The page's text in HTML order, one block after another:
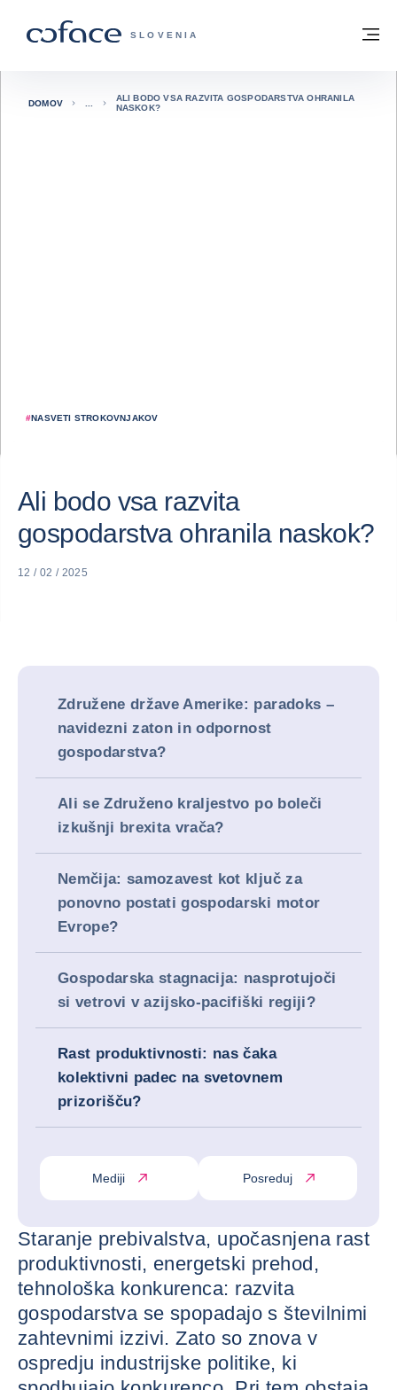
COFACE - ZAČETNA STRAN
SLOVENIA
Domov
#NASVETI STROKOVNJAKOV
DOMOV
ALI BODO VSA RAZVITA GOSPODARSTVA OHRANILA
NASKOK?
Ali bodo vsa razvita
gospodarstva ohranila naskok?
12 / 02 / 2025
Združene države Amerike: paradoks –
navidezni zaton in odpornost
gospodarstva?
Ali se Združeno kraljestvo po boleči
izkušnji brexita vrača?
Nemčija: samozavest kot ključ za
ponovno postati gospodarski motor
Evrope?
Gospodarska stagnacija: nasprotujoči
si vetrovi v azijsko-pacifiški regiji?
Rast produktivnosti: nas čaka
kolektivni padec na svetovnem
prizorišču?
Mediji Posreduj
Staranje prebivalstva, upočasnjena rast
produktivnosti, energetski prehod,
tehnološka konkurenca: razvita
gospodarstva se spopadajo s številnimi
zahtevnimi izzivi. Zato so znova v
ospredju industrijske politike, ki